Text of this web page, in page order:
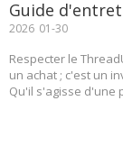
Respecter le
un achat ; c'est un
Qu'il s'agisse d'une
2026 01-30